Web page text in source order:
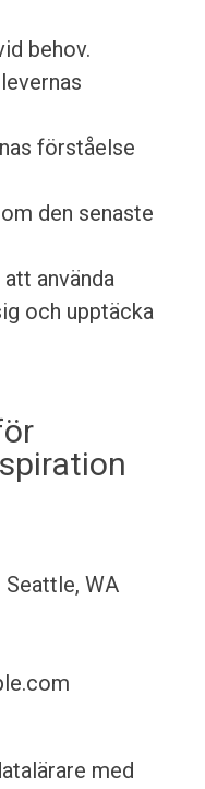
behov.
förståelse
den senaste
använda
och upptäcka
WA
med